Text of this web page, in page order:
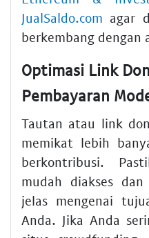
JualSaldo.com agar
berkembang dengan
Optimasi Link
Pembayaran
Tautan atau link
memikat lebih
berkontribusi.
mudah diakses
jelas mengenai
Anda. Jika Anda